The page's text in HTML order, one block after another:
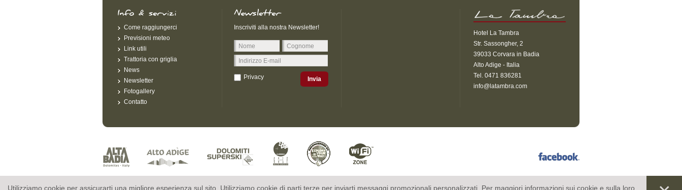
Utilizziamo cookie per assicurarti una migliore esperienza sul sito. Utilizziamo cookie di parti terze per inviarti messaggi promozionali personalizzati. Per maggiori informazioni sui cookie e sulla loro
Come raggiungerci
Previsioni meteo
Link utili
Trattoria con griglia
News
Newsletter
Fotogallery
Contatto
Inscriviti alla nostra Newsletter!
Privacy Invia
Hotel La Tambra
Str. Sassongher, 2
39033 Corvara in Badia
Alto Adige - Italia
Tel. 0471 836281
info@latambra.com